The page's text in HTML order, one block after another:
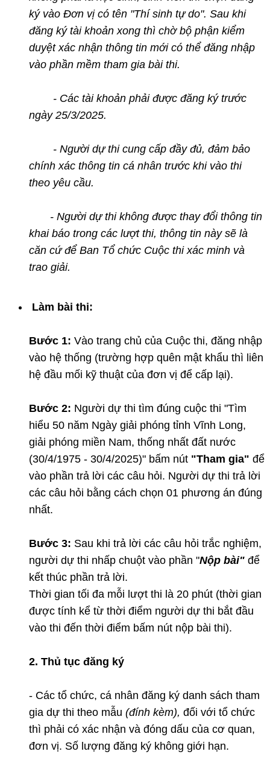
ký vào Đơn vị có tên "Thí sinh tự do". Sau khi
đăng ký tài khoản xong thì chờ bộ phận kiểm
duyệt xác nhận thông tin mới có thể đăng nhập
vào phần mềm tham gia bài thi.
- Các tài khoản phải được đăng ký trước
ngày 25/3/2025.
- Người dự thi cung cấp đầy đủ, đảm bảo
chính xác thông tin cá nhân trước khi vào thi
theo yêu cầu.
- Người dự thi không được thay đổi thông tin
khai báo trong các lượt thi, thông tin này sẽ là
căn cứ để Ban Tổ chức Cuộc thi xác minh và
trao giải.
Làm bài thi:
Bước 1: Vào trang chủ của Cuộc thi, đăng nhập
vào hệ thống (trường hợp quên mật khẩu thì liên
hệ đầu mối kỹ thuật của đơn vị để cấp lại).
Bước 2: Người dự thi tìm đúng cuộc thi "Tìm
hiểu 50 năm Ngày giải phóng tỉnh Vĩnh Long,
giải phóng miền Nam, thống nhất đất nước
(30/4/1975 - 30/4/2025)" bấm nút "Tham gia" để
vào phần trả lời các câu hỏi. Người dự thi trả lời
các câu hỏi bằng cách chọn 01 phương án đúng
nhất.
Bước 3: Sau khi trả lời các câu hỏi trắc nghiệm,
người dự thi nhấp chuột vào phần "Nộp bài" để
kết thúc phần trả lời.
Thời gian tối đa mỗi lượt thi là 20 phút (thời gian
được tính kể từ thời điểm người dự thi bắt đầu
vào thi đến thời điểm bấm nút nộp bài thi).
2. Thủ tục đăng ký
- Các tổ chức, cá nhân đăng ký danh sách tham
gia dự thi theo mẫu (đính kèm), đối với tổ chức
thì phải có xác nhận và đóng dấu của cơ quan,
đơn vị. Số lượng đăng ký không giới hạn.